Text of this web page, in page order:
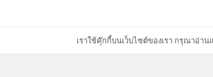
เราใช้คุ๊กกี้บนเว็บไซต์ของเรา กรุณาอ่า